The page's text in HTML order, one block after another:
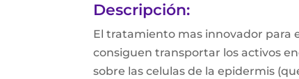
Descripción:
El tratamiento mas innovador para
consiguen transportar los activos
sobre las celulas de la epidermis